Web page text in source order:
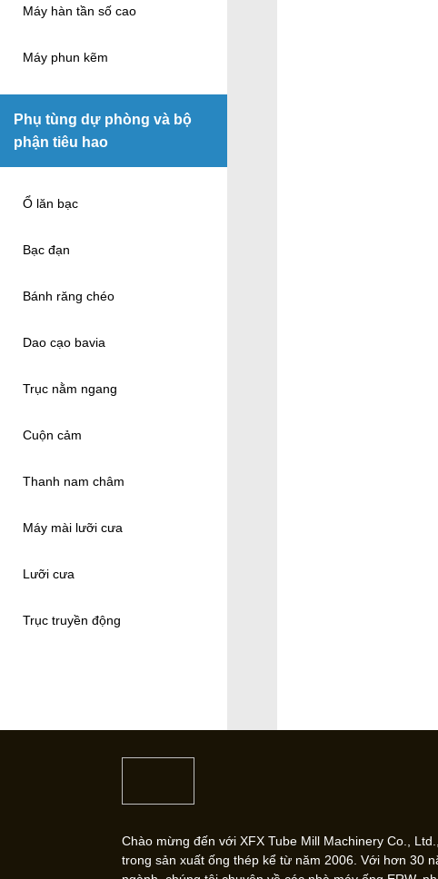
Máy hàn tần số cao
Máy phun kẽm
Phụ tùng dự phòng và bộ
phận tiêu hao
Ổ lăn bạc
Bạc đạn
Bánh răng chéo
Dao cạo bavia
Trục nằm ngang
Cuộn cảm
Thanh nam châm
Máy mài lưỡi cưa
Lưỡi cưa
Trục truyền động
Chào mừng đến với XFX Tube Mill Machinery Co.,
trong sản xuất ống thép kể từ năm 2006. Với hơn 30